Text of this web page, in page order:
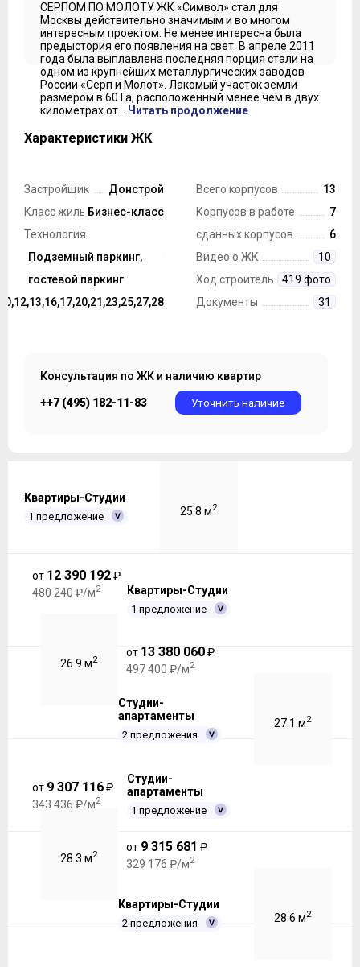
СЕРПОМ ПО МОЛОТУ ЖК «Символ» стал для
Москвы действительно значимым и во многом
интересным проектом. Не менее интересна была
предыстория его появления на свет. В апреле 2011
года была выплавлена последняя порция стали на
одном из крупнейших металлургических заводов
России «Серп и Молот». Лакомый участок земли
размером в 60 Га, расположенный менее чем в двух
километрах от... Читать продолжение
Характеристики ЖК
Застройщик
Донстрой
Класс жильяБизнес-класс
Технология
строительства
Монолит
Парковка
Подземный паркинг,
гостевой паркинг
Этажность ЖК
Всего корпусов
13
Корпусов в работе
7
сданных корпусов
6
Видео о ЖК
10
Ход строительства419 фото
Документы
31
Консультация по ЖК и наличию квартир
++7 (495) 182-11-83 Уточнить наличие
Квартиры-Студии
1 предложение 25.8 м2
от 12 390 192₽
480 240 ₽/м2 Квартиры-Студии
1 предложение
26.9 м2
от 13 380 060₽
497 400 ₽/м2
Студии-
апартаменты
2 предложения
27.1 м2
от 9 307 116₽
343 436 ₽/м2
Студии-
апартаменты
1 предложение
28.3 м2
от 9 315 681 ₽
329 176 ₽/м2
Квартиры-Студии
2 предложения 28.6 м2